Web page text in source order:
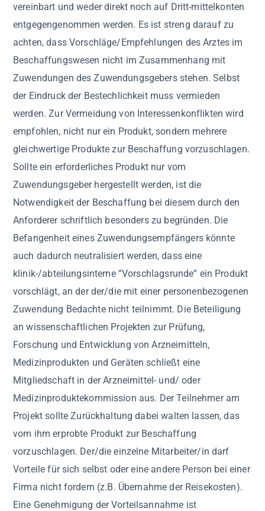
vereinbart und weder direkt noch auf Dritt-mittelkonten
entgegengenommen werden. Es ist streng darauf zu
achten, dass Vorschläge/Empfehlungen des Arztes im
Beschaffungswesen nicht im Zusammenhang mit
Zuwendungen des Zuwendungsgebers stehen. Selbst
der Eindruck der Bestechlichkeit muss vermieden
werden. Zur Vermeidung von Interessenkonflikten wird
empfohlen, nicht nur ein Produkt, sondern mehrere
gleichwertige Produkte zur Beschaffung vorzuschlagen.
Sollte ein erforderliches Produkt nur vom
Zuwendungsgeber hergestellt werden, ist die
Notwendigkeit der Beschaffung bei diesem durch den
Anforderer schriftlich besonders zu begründen. Die
Befangenheit eines Zuwendungsempfängers könnte
auch dadurch neutralisiert werden, dass eine
klinik-/abteilungsinterne ”Vorschlagsrunde” ein Produkt
vorschlägt, an der der/die mit einer personenbezogenen
Zuwendung Bedachte nicht teilnimmt. Die Beteiligung
an wissenschaftlichen Projekten zur Prüfung,
Forschung und Entwicklung von Arzneimitteln,
Medizinprodukten und Geräten schließt eine
Mitgliedschaft in der Arzneimittel- und/ oder
Medizinproduktekommission aus. Der Teilnehmer am
Projekt sollte Zurückhaltung dabei walten lassen, das
vom ihm erprobte Produkt zur Beschaffung
vorzuschlagen. Der/die einzelne Mitarbeiter/in darf
Vorteile für sich selbst oder eine andere Person bei einer
Firma nicht fordern (z.B. Übernahme der Reisekosten).
Eine Genehmigung der Vorteilsannahme ist